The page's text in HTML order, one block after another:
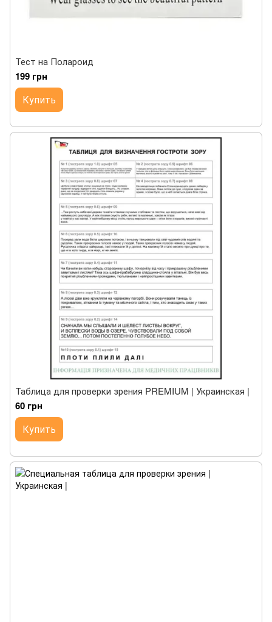
Тест на Полароид
199 грн
Купить
Таблица для проверки зрения PREMIUM | Украинская |
60 грн
Купить